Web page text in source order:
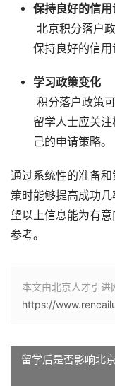
保持良好的信用
北京积分落户
保持良好的信用
学习政策变化
积分落户政策
留学人士应关
己的申请策略。
通过系统性的准备
策时能够提高成功
望以上信息能为有
参考。
本文由北京人才引进
https://
留学后是否影响北